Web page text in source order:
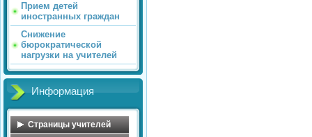
Прием детей
иностранных граждан
Снижение
бюрократической
нагрузки на учителей
Информация
Страницы учителей